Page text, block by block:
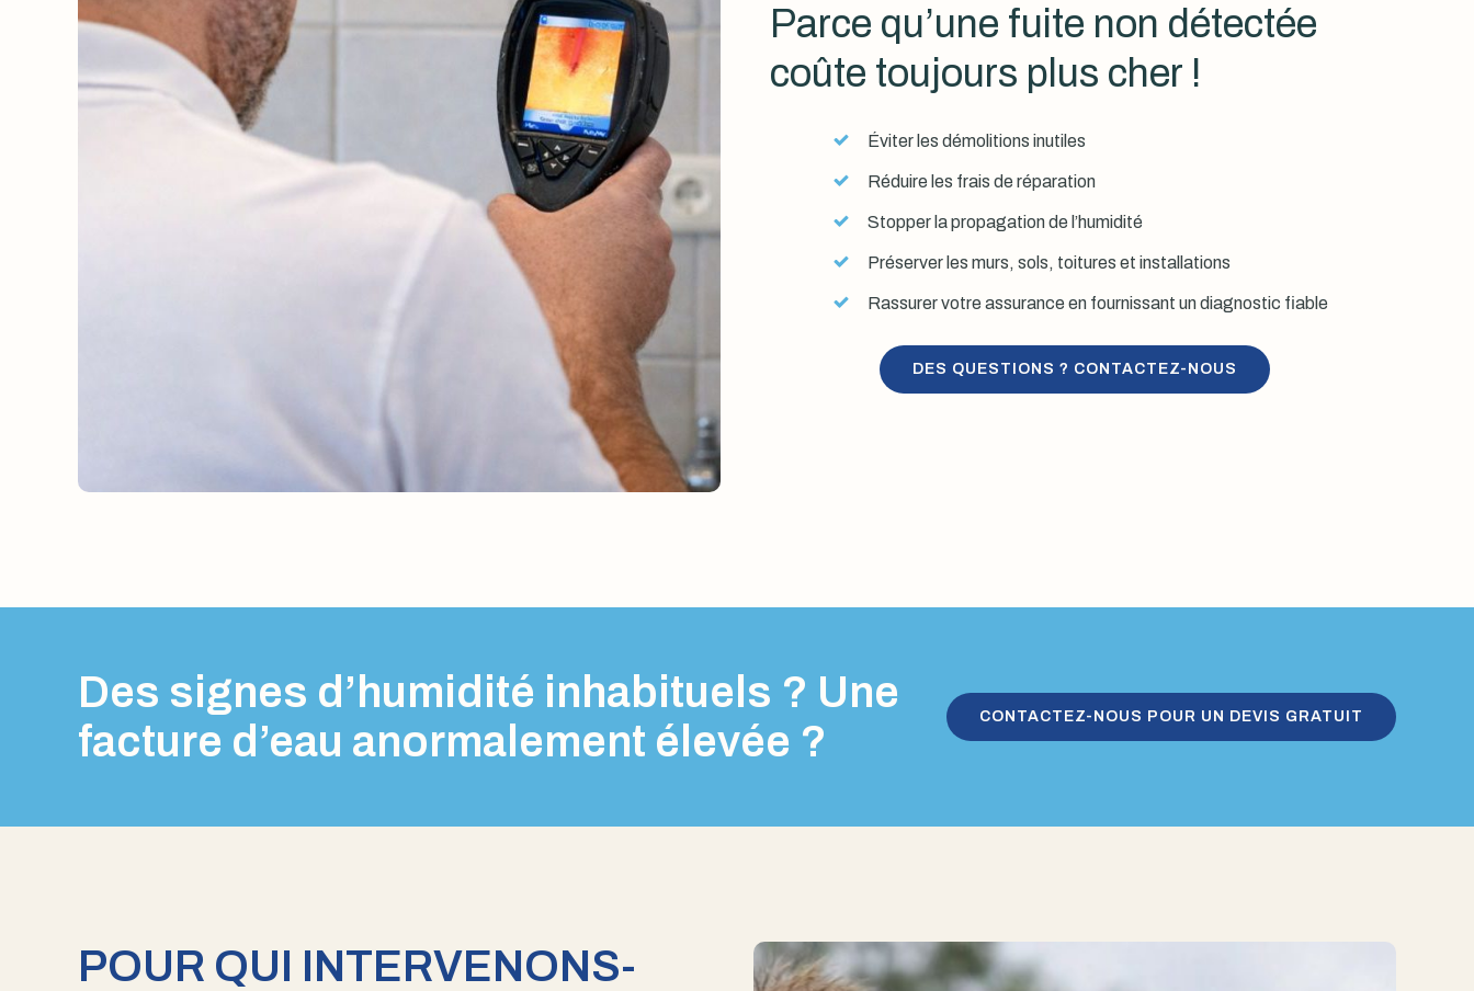
Parce qu’une fuite non détectée
coûte toujours plus cher !
Éviter les démolitions inutiles
Réduire les frais de réparation
Stopper la propagation de l’humidité
Préserver les murs, sols, toitures et installations
Rassurer votre assurance en fournissant un diagnostic fiable
DES QUESTIONS ? CONTACTEZ-NOUS
Des signes d’humidité inhabituels ? Une
facture d’eau anormalement élevée ?
CONTACTEZ-NOUS POUR UN DEVIS GRATUIT
POUR QUI INTERVENONS-